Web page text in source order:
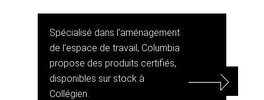
Spécialisé dans l'aménagement
de l'espace de travail, Columbia
propose des produits certifiés,
disponibles sur stock à
Collégien.